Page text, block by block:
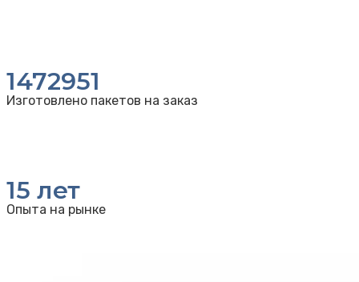
1472951
Изготовлено пакетов на заказ
15 лет
Опыта на рынке